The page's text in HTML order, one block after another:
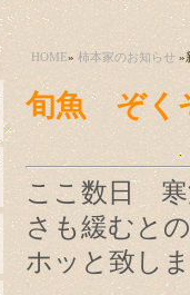
HOME»柿本家のお知らせ »
旬魚 ぞく
ここ数日 寒
さも緩むと
ホッと致し